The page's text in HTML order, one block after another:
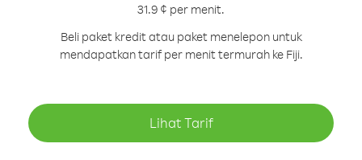
31.9 ¢ per menit.
Beli paket kredit atau paket menelepon untuk
mendapatkan tarif per menit termurah ke Fiji.
Lihat Tarif